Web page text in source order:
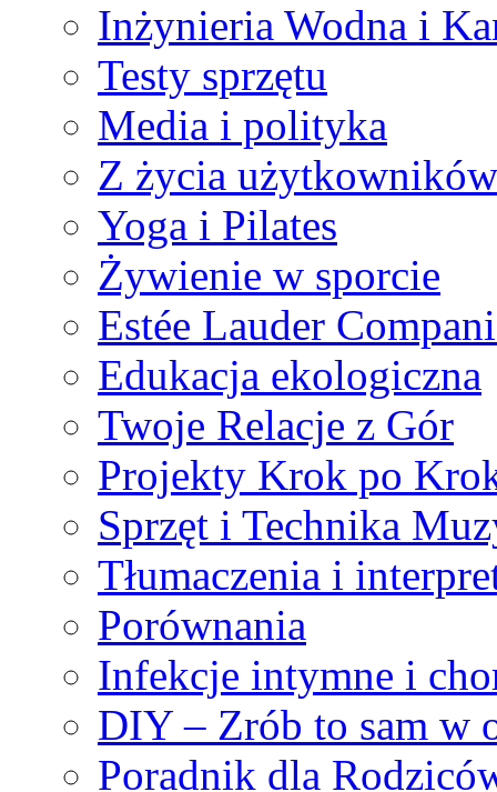
Inżynieria Wodna i
Testy sprzętu
Media i polityka
Z życia użytkowników
Yoga i Pilates
Żywienie w sporcie
Estée Lauder
Edukacja ekologiczna
Twoje Relacje z Gór
Projekty Krok po
Sprzęt i Technika
Tłumaczenia i
Porównania
Infekcje intymne i
DIY – Zrób to sam w
Poradnik dla